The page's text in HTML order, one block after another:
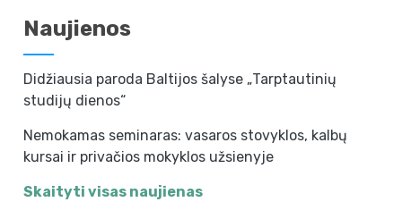
Naujienos
Didžiausia paroda Baltijos šalyse „Tarptautinių
studijų dienos“
Nemokamas seminaras: vasaros stovyklos, kalbų
kursai ir privačios mokyklos užsienyje
Skaityti visas naujienas